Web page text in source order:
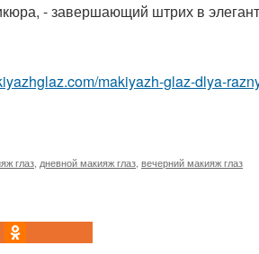
- завершающий штрих в
makiyazh-glaz-dlya-
глаз дневной макияж глаз вечерний макияж глаз